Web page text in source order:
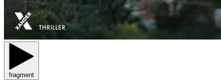
fragment